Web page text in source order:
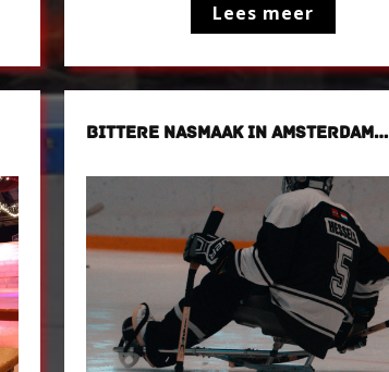
Lees meer
BITTERE NASMAAK IN AMSTERDAM…